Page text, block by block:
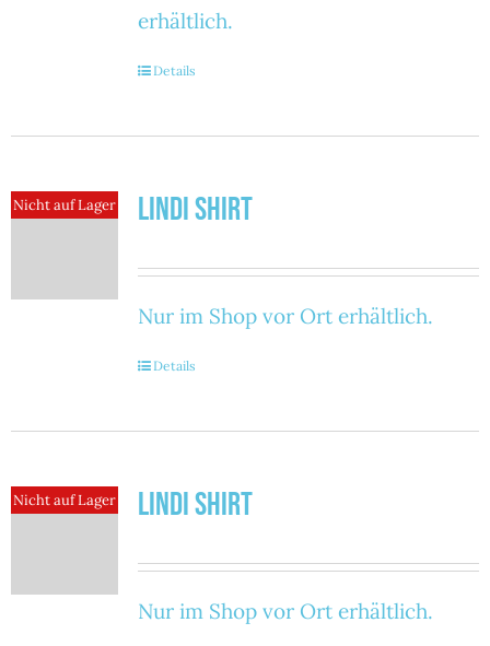
erhältlich.
Details
Nicht auf Lager Lindi Shirt
Nur im Shop vor Ort erhältlich.
Details
Nicht auf Lager Lindi Shirt
Nur im Shop vor Ort erhältlich.